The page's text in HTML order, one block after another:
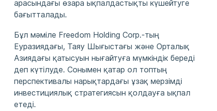
арасындағы өзара ықпалдастықты күшейтуге
бағытталады.
Бұл мәміле Freedom Holding Corp.-тың
Еуразиядағы, Таяу Шығыстағы және Орталық
Азиядағы қатысуын нығайтуға мүмкіндік береді
деп күтілуде. Сонымен қатар ол топтың
перспективалы нарықтардағы ұзақ мерзімді
инвестициялық стратегиясын қолдауға ықпал
етеді.